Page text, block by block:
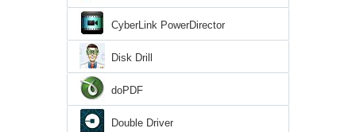
CyberLink PowerDirector
Disk Drill
doPDF
Double Driver